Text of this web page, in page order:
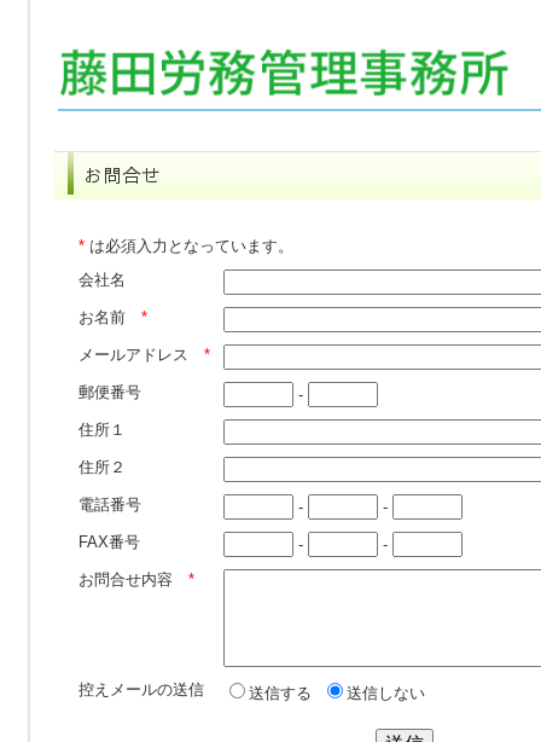
* は必須入力となっています。
会社名
お名前 *
メールアドレス *
郵便番号
-
住所１
住所２
電話番号 -
-
FAX番号
-
-
お問合せ内容 *
控えメールの送信 送信する 送信しない